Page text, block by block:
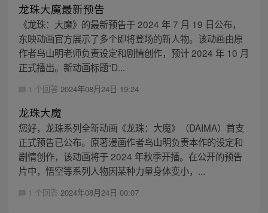
龙珠大魔最新预告
《龙珠：大魔》的最新预告于 2024 年 7 月 19 日公布，
东映动画官方展示了多个即将登场的新人物。该动画由原
作者鸟山明老师负责设定和剧情创作，预计 2024 年 10 月
正式播出。新动画标题“D...
1 个回答 2024年08月24日 19:24
龙珠大魔
您好，龙珠系列全新动画《龙珠：大魔》（DAIMA）首支
正式预告已公布。原著漫画作者鸟山明负责本作的设定和
剧情创作，该动画将于 2024 年秋季开播。在公开的预告
片中，悟空等系列人物因某种力量身体变小，...
1 个回答 2024年08月24日 00:07